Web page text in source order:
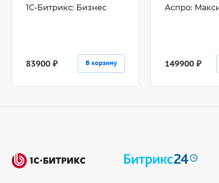
1С-Битрикс: Бизнес
83900 ₽ В корзину
Аспро:
149900 ₽